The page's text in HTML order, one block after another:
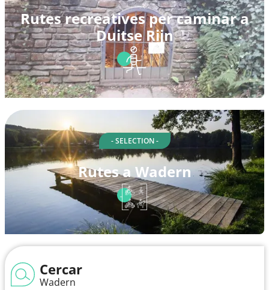
Rutes recreatives per caminar a
Duitse Rijn
- SELECTION -
Rutes a Wadern
Cercar
Wadern